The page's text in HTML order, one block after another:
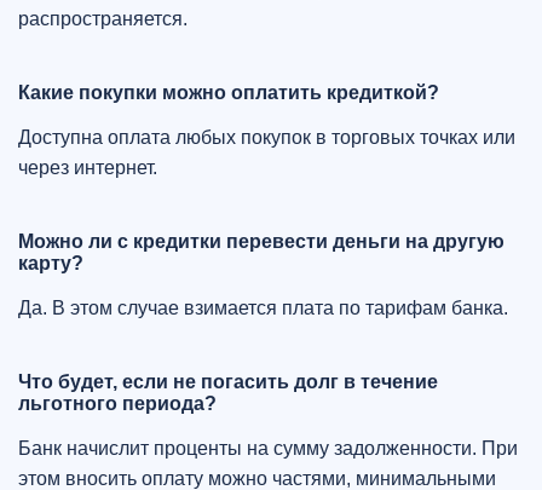
распространяется.
Какие покупки можно оплатить кредиткой?
Доступна оплата любых покупок в торговых точках или
через интернет.
Можно ли с кредитки перевести деньги на другую
карту?
Да. В этом случае взимается плата по тарифам банка.
Что будет, если не погасить долг в течение
льготного периода?
Банк начислит проценты на сумму задолженности. При
этом вносить оплату можно частями, минимальными